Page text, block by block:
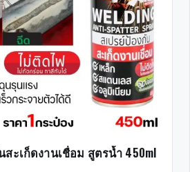
สะเก็ดงานเชื่อม สูตรน้ำ 450ml